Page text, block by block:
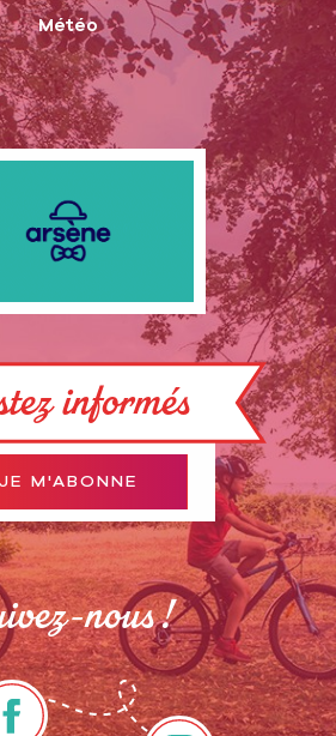
Météo
informés
JE M'ABONNE
nous !